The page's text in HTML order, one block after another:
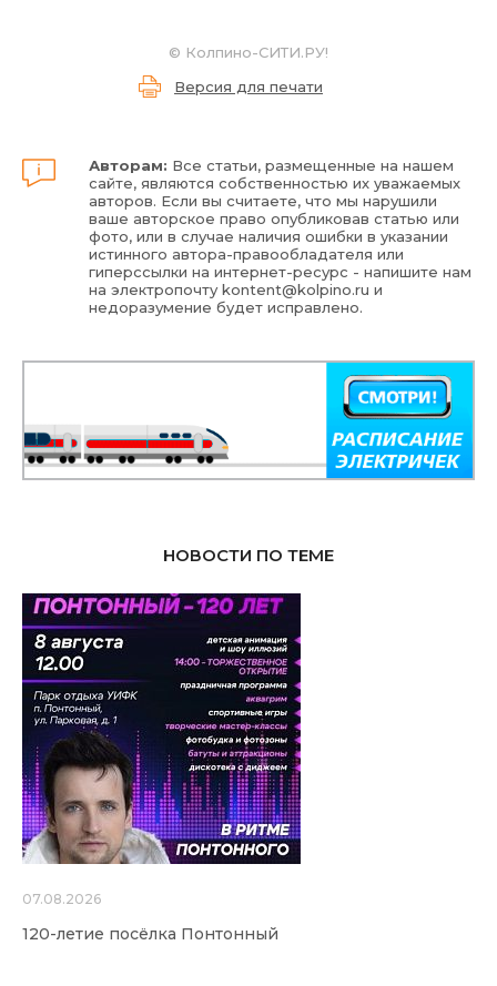
© Колпино-СИТИ.РУ!
Версия для печати
Авторам: Все статьи, размещенные на нашем
сайте, являются собственностью их уважаемых
авторов. Если вы считаете, что мы нарушили
ваше авторское право опубликовав статью или
фото, или в случае наличия ошибки в указании
истинного автора-правообладателя или
гиперссылки на интернет-ресурс - напишите нам
на электропочтуkontent@kolpino.ru и
недоразумение будет исправлено.
НОВОСТИ ПО ТЕМЕ
07.08.2026
120-летие посёлка Понтонный